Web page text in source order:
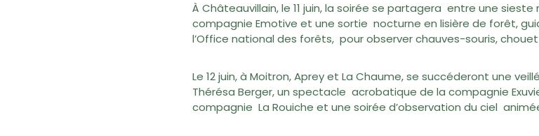
À Châteauvillain, le 11 juin, la soirée se partagera entre une sieste
compagnie Emotive et une sortie nocturne en lisière de forêt,
l’Office national des forêts, pour observer chauves-souris,
Le 12 juin, à Moitron, Aprey et La Chaume, se succéderont une
Thérésa Berger, un spectacle acrobatique de la compagnie
compagnie La Rouiche et une soirée d’observation du ciel